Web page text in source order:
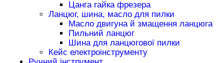
Цанга гайка фрезера
Ланцюг, шина, масло для пилки
Масло двигуна й змащення ланцюга
Пильний ланцюг
Шина для ланцюгової пилки
Кейс електроінструменту